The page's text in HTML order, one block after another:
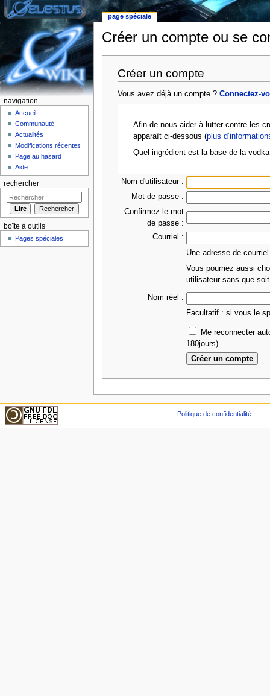
Créer un compte ou se
Créer un compte
Vous avez déjà un compte ?Connectez-
Afin de nous aider à lutter contre les
apparaît ci-dessous (plus
Quel ingrédient est la base de la
Nom d'utilisateur :
Mot de passe :
Confirmez le mot
de passe :
Courriel :
Une adresse de
Vous pourriez aussi
utilisateur sans que
Nom réel :
Facultatif : si vous le
Me reconnecter
180jours)
page spéciale
navigation
Accueil
Communauté
Actualités
Modifications récentes
Page au hasard
Aide
rechercher
boîte à outils
Pages spéciales
Politique de confidentialité